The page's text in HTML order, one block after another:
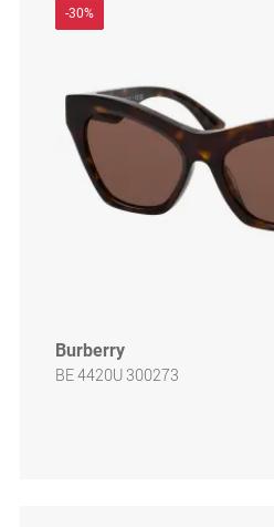
-30%
Burberry
BE 4420U 300273